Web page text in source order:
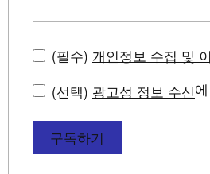
(필수) 개인정보 수집 및
(선택) 광고성 정보 수신
구독하기